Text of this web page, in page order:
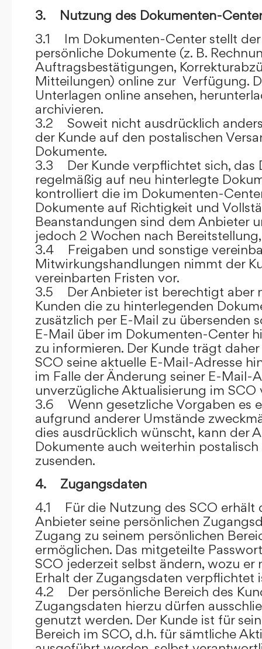
3. Nutzung des Dokumenten-
3.1 Im Dokumenten-Center stellt
persönliche Dokumente (z. B.
Auftragsbestätigungen,
Mitteilungen) online zur Verfügung.
Unterlagen online ansehen,
archivieren.
3.2 Soweit nicht ausdrücklich
der Kunde auf den postalischen
Dokumente.
3.3 Der Kunde verpflichtet sich, das
regelmäßig auf neu hinterlegte
kontrolliert die im Dokumenten-
Dokumente auf Richtigkeit und
Beanstandungen sind dem Anbieter
jedoch 2 Wochen nach
3.4 Freigaben und sonstige
Mitwirkungshandlungen nimmt der
vereinbarten Fristen vor.
3.5 Der Anbieter ist berechtigt aber
Kunden die zu hinterlegenden
zusätzlich per E-Mail zu übersenden
E-Mail über im Dokumenten-Center
zu informieren. Der Kunde trägt
SCO seine aktuelle E-Mail-Adresse
im Falle der Änderung seiner E-Mail-
unverzügliche Aktualisierung im SCO
3.6 Wenn gesetzliche Vorgaben es
aufgrund anderer Umstände
dies ausdrücklich wünscht, kann der
Dokumente auch weiterhin
zusenden.
4. Zugangsdaten
4.1 Für die Nutzung des SCO erhält
Anbieter seine persönlichen
Zugang zu seinem persönlichen
ermöglichen. Das mitgeteilte
SCO jederzeit selbst ändern, wozu er
Erhalt der Zugangsdaten verpflichtet
4.2 Der persönliche Bereich des
Zugangsdaten hierzu dürfen
genutzt werden. Der Kunde ist für
Bereich im SCO, d.h. für sämtliche